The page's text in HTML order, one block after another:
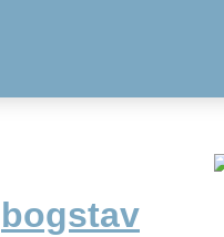
bogstav